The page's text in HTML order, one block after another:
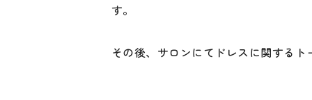
す。
その後、サロンにてドレスに関するト